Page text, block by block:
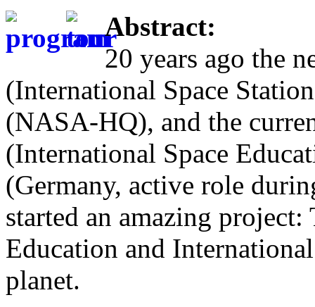
Abstract:
20 years ago the
(International Space
(NASA-HQ), and the
(International Space
(Germany, active role
started an amazing
Education and
planet.